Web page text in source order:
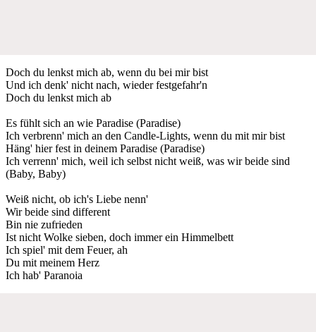
Doch du lenkst mich ab, wenn du bei mir bist
Und ich denk' nicht nach, wieder fеstgefahr'n
Doch du lenkst mich ab
Es fühlt sich an wie Paradisе (Paradise)
Ich verbrenn' mich an den Candle-Lights, wenn du mit mir bist
Häng' hier fest in deinem Paradise (Paradise)
Ich verrenn' mich, weil ich selbst nicht weiß, was wir beide sind
(Baby, Baby)
Weiß nicht, ob ich's Liebe nenn'
Wir beide sind different
Bin nie zufrieden
Ist nicht Wolke sieben, doch immer ein Himmelbett
Ich spiel' mit dem Feuer, ah
Du mit meinem Herz
Ich hab' Paranoia